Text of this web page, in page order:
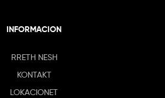
INFORMACION
RRETH NESH
KONTAKT
LOKACIONET